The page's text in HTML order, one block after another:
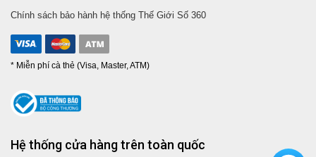
Chính sách bảo hành hệ thống Thế Giới Số 360
* Miễn phí cà thẻ (Visa, Master, ATM)
Hệ thống cửa hàng trên toàn quốc